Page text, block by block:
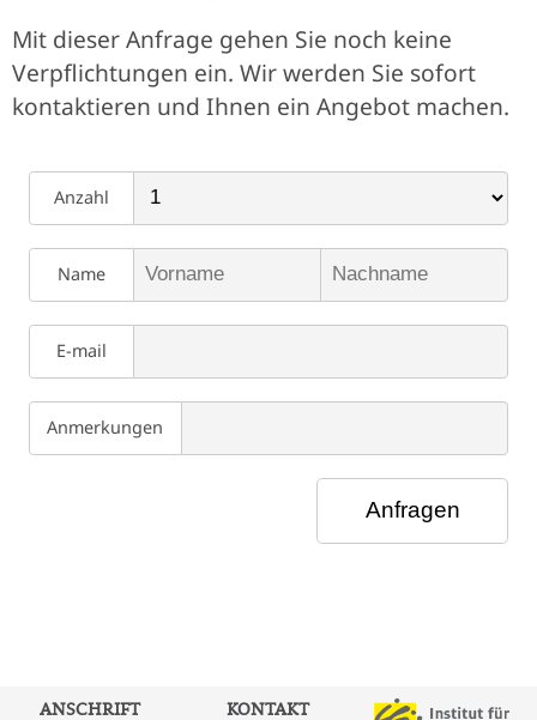
Mit dieser Anfrage gehen Sie noch keine
Verpflichtungen ein. Wir werden Sie sofort
kontaktieren und Ihnen ein Angebot machen.
Anzahl
Name
E-mail
Anmerkungen
ANSCHRIFT KONTAKT